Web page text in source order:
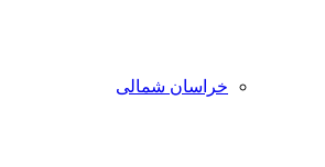
خراسان شمالی